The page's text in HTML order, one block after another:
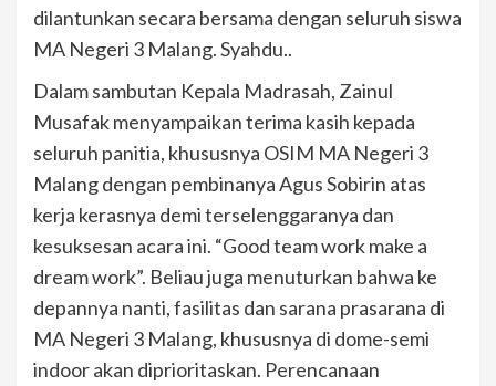
dilantunkan secara bersama dengan seluruh siswa
MA Negeri 3 Malang. Syahdu..
Dalam sambutan Kepala Madrasah, Zainul
Musafak menyampaikan terima kasih kepada
seluruh panitia, khususnya OSIM MA Negeri 3
Malang dengan pembinanya Agus Sobirin atas
kerja kerasnya demi terselenggaranya dan
kesuksesan acara ini. “Good team work make a
dream work”. Beliau juga menuturkan bahwa ke
depannya nanti, fasilitas dan sarana prasarana di
MA Negeri 3 Malang, khususnya di dome-semi
indoor akan diprioritaskan. Perencanaan